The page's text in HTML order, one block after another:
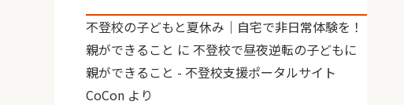
不登校の子どもと夏休み｜自宅で非日常体験を！
親ができること に 不登校で昼夜逆転の子どもに
親ができること - 不登校支援ポータルサイト
CoCon より